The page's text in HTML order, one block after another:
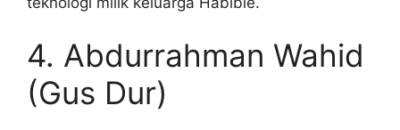
4. Abdurrahman Wahid
(Gus Dur)